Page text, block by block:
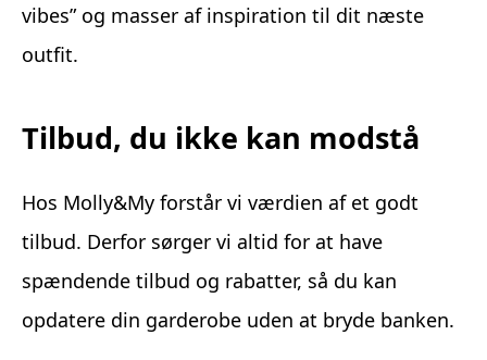
vibes” og masser af inspiration til dit næste
outfit.
Tilbud, du ikke kan modstå
Hos Molly&My forstår vi værdien af et godt
tilbud. Derfor sørger vi altid for at have
spændende tilbud og rabatter, så du kan
opdatere din garderobe uden at bryde banken.